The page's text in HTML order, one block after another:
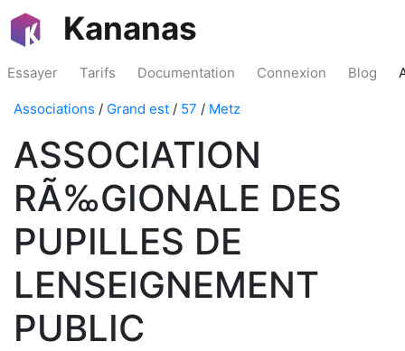
Kananas
Essayer Tarifs Documentation Connexion Blog
Associations / Grand est / 57 / Metz
ASSOCIATION
RÃ‰GIONALE DES
PUPILLES DE
LENSEIGNEMENT
PUBLIC